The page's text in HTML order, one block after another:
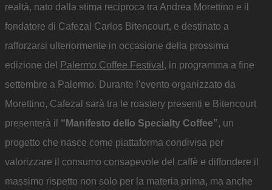
realtà, nato dalla stima reciproca tra Andrea Morettino e il
fondatore di Cafezal Carlos Bitencourt, e destinato a
rafforzarsi ulteriormente in occasione della prossima
edizione del
Palermo Coffee Festival , in programma a fine
settembre a Palermo. Durante l'evento organizzato da
Morettino, Cafezal sarà tra le roastery presenti e Bitencourt
presenterà il “Manifesto dello Specialty Coffee”, un
progetto che nasce come piattaforma condivisa per
valorizzare il consumo consapevole del caffè e diffondere il
massimo rispetto non solo per la materia prima, ma anche